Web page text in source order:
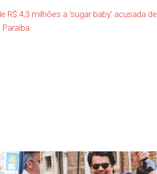
4,3 milhões a ‘sugar baby’ acusada de